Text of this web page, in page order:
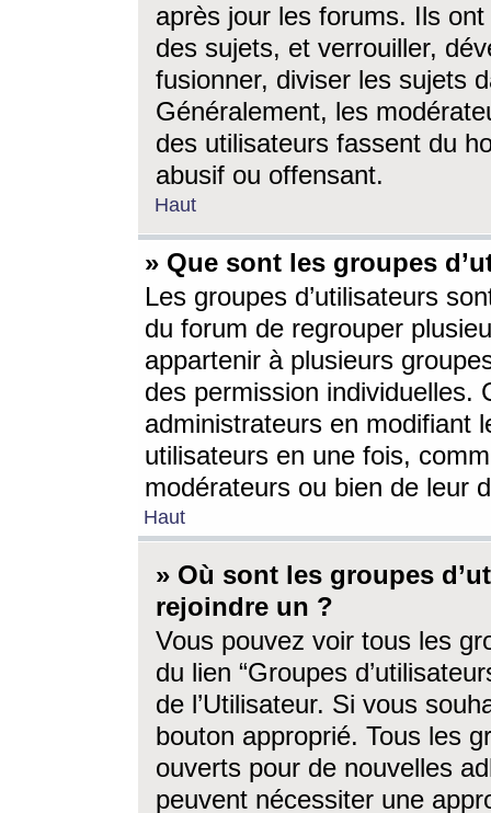
après jour les forums. Ils ont
des sujets, et verrouiller,
fusionner, diviser les sujets
Généralement, les
des utilisateurs fassent du
abusif ou offensant.
Haut
» Que sont les groupes
Les groupes d’utilisateurs
du forum de regrouper
appartenir à plusieurs
des permission individuelles.
administrateurs en modifiant
utilisateurs en une fois,
modérateurs ou bien de leur
Haut
» Où sont les groupes
rejoindre un ?
Vous pouvez voir tous les
du lien “Groupes
de l’Utilisateur. Si vous
bouton approprié. Tous les
ouverts pour de nouvelles
peuvent nécessiter une